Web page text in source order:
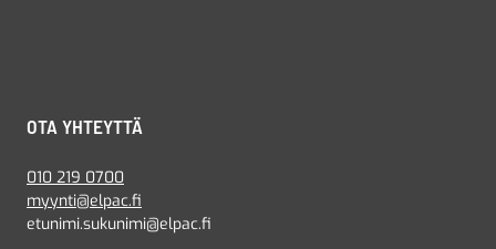
OTA YHTEYTTÄ
010 219 0700
myynti@elpac.fi
etunimi.sukunimi@elpac.fi